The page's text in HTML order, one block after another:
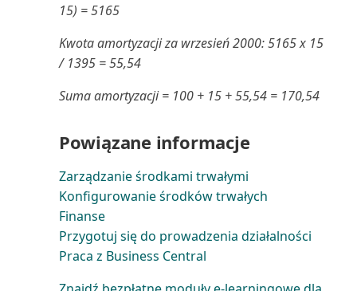
stosowanie zapisów zapasów
kosztów
Uzgadnianie kosztów zapasów z
Używanie dokumentów
elektronicznych w procesie ...
Używanie dokumentów
Prognozowana wartość środka
środków trwałych (raport E...
Projekt wg zapasów (raport)
Projekt: PWT do K/G (raport)
Projekt: Wartości rzeczywiste
względem budżetu...
15) = 5165
Kwota amortyzacji za wrzesień 2000: 5165 x 15
/ 1395 = 55,54
Suma amortyzacji = 100 + 15 + 55,54 = 170,54
Powiązane informacje
Zarządzanie środkami trwałymi
Konfigurowanie środków trwałych
Finanse
Przygotuj się do prowadzenia działalności
Praca z Business Central